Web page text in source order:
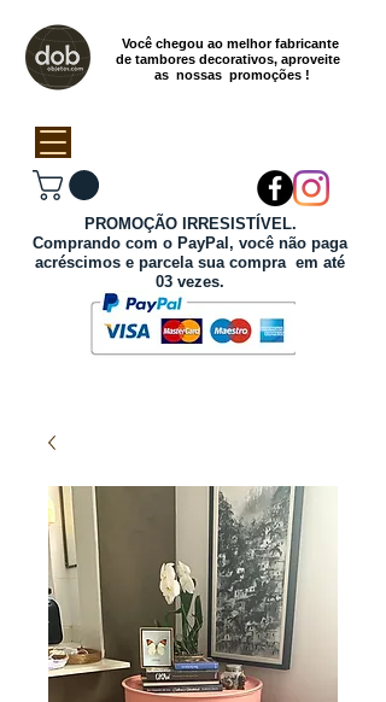
Você chegou ao melhor fabricante
de tambores decorativos, aproveite
as nossas promoções !
PROMOÇÃO IRRESISTÍVEL.
Comprando com o PayPal, você não paga
acréscimos e parcela sua compra em até
03 vezes.